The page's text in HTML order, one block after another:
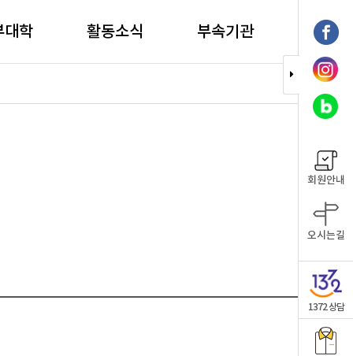
회원안내
오시는길
1372 상담
대학 활동소식 부속기관